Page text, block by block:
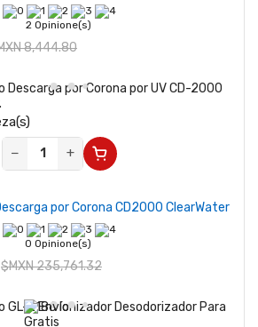
2 Opinione(s)
8,444.80
−
+
por Corona CD2000 ClearWater
0 Opinione(s)
$MXN 235,761.32